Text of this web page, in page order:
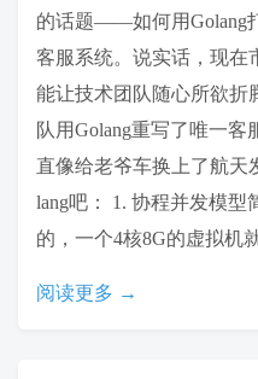
的话题——如何用Golang
客服系统。说实话，现在
能让技术团队随心所欲折
队用Golang重写了唯一
直像给老爷车换上了航天
lang吧： 1. 协程并发模
的，一个4核8G的虚拟机
阅读更多 →